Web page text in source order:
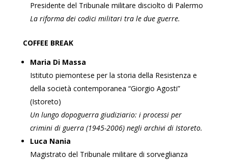
Presidente del Tribunale militare disciolto di Palermo
La riforma dei codici militari tra le due guerre.
COFFEE BREAK
Maria Di Massa
Istituto piemontese per la storia della Resistenza e
della società contemporanea “Giorgio Agosti”
(Istoreto)
Un lungo dopoguerra giudiziario: i processi per
crimini di guerra (1945-2006) negli archivi di Istoreto.
Luca Nania
Magistrato del Tribunale militare di sorveglianza